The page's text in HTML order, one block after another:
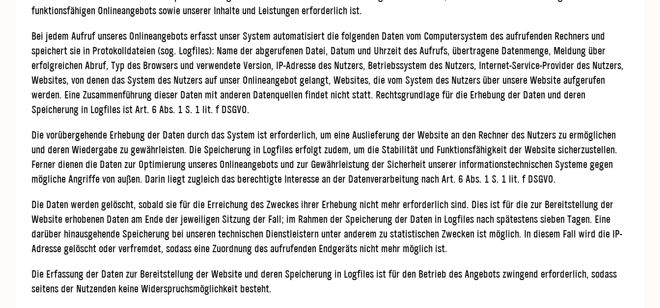
funktionsfähigen Onlineangebots sowie unserer Inhalte und Leistungen erforderlich ist.
Bei jedem Aufruf unseres Onlineangebots erfasst unser System automatisiert die folgenden Daten vom Computersystem des aufrufenden Rechners und
speichert sie in Protokolldateien (sog. Logfiles): Name der abgerufenen Datei, Datum und Uhrzeit des Aufrufs, übertragene Datenmenge, Meldung über
erfolgreichen Abruf, Typ des Browsers und verwendete Version, IP-Adresse des Nutzers, Betriebssystem des Nutzers, Internet-Service-Provider des Nutzers,
Websites, von denen das System des Nutzers auf unser Onlineangebot gelangt, Websites, die vom System des Nutzers über unsere Website aufgerufen
werden. Eine Zusammenführung dieser Daten mit anderen Datenquellen findet nicht statt. Rechtsgrundlage für die Erhebung der Daten und deren
Speicherung in Logfiles ist Art. 6 Abs. 1 S. 1 lit. f DSGVO.
Die vorübergehende Erhebung der Daten durch das System ist erforderlich, um eine Auslieferung der Website an den Rechner des Nutzers zu ermöglichen
und deren Wiedergabe zu gewährleisten. Die Speicherung in Logfiles erfolgt zudem, um die Stabilität und Funktionsfähigkeit der Website sicherzustellen.
Ferner dienen die Daten zur Optimierung unseres Onlineangebots und zur Gewährleistung der Sicherheit unserer informationstechnischen Systeme gegen
mögliche Angriffe von außen. Darin liegt zugleich das berechtigte Interesse an der Datenverarbeitung nach Art. 6 Abs. 1 S. 1 lit. f DSGVO.
Die Daten werden gelöscht, sobald sie für die Erreichung des Zweckes ihrer Erhebung nicht mehr erforderlich sind. Dies ist für die zur Bereitstellung der
Website erhobenen Daten am Ende der jeweiligen Sitzung der Fall; im Rahmen der Speicherung der Daten in Logfiles nach spätestens sieben Tagen. Eine
darüber hinausgehende Speicherung bei unseren technischen Dienstleistern unter anderem zu statistischen Zwecken ist möglich. In diesem Fall wird die IP-
Adresse gelöscht oder verfremdet, sodass eine Zuordnung des aufrufenden Endgeräts nicht mehr möglich ist.
Die Erfassung der Daten zur Bereitstellung der Website und deren Speicherung in Logfiles ist für den Betrieb des Angebots zwingend erforderlich, sodass
seitens der Nutzenden keine Widerspruchsmöglichkeit besteht.